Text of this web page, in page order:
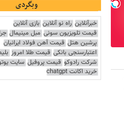
وبگردی
خبرآنلاین راه نو آنلاین بازی آنلاین
قیمت تلویزیون سونی مبل مینیمال
پرشین هتل قیمت آهن فولاد ایرانیان
اعتبارسنجی بانکی قیمت طلا امروز
شرکت رادوکو قیمت پروفیل سایت
خرید اکانت chatgpt